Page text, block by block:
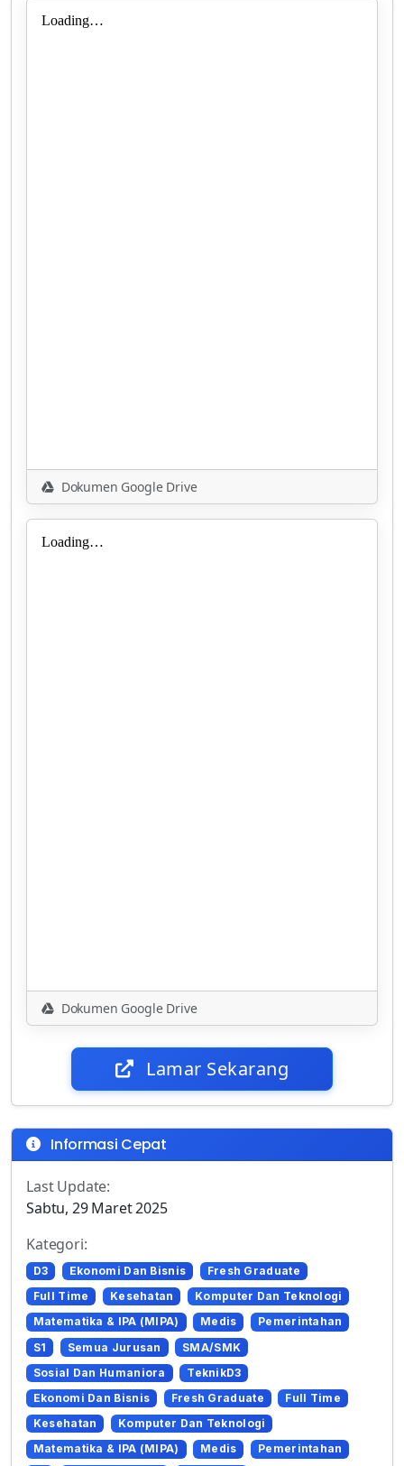
Dokumen Google Drive
Dokumen Google Drive
Lamar Sekarang
Informasi Cepat
Last Update:
Sabtu, 29 Maret 2025
Kategori:
D3 Ekonomi Dan Bisnis
Fresh Graduate
Full Time
Kesehatan
Komputer Dan Teknologi
Matematika & IPA (MIPA)
Medis
Pemerintahan
S1
Semua Jurusan
SMA/SMK
Sosial Dan Humaniora
TeknikD3
Ekonomi Dan Bisnis
Fresh Graduate
Full Time
Kesehatan
Komputer Dan Teknologi
Matematika & IPA (MIPA)
Medis
Pemerintahan